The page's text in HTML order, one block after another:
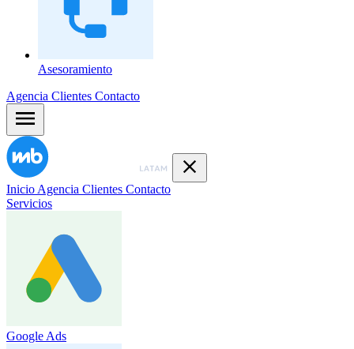
Asesoramiento
Agencia Clientes Contacto
Inicio Agencia Clientes Contacto
Servicios
Google Ads